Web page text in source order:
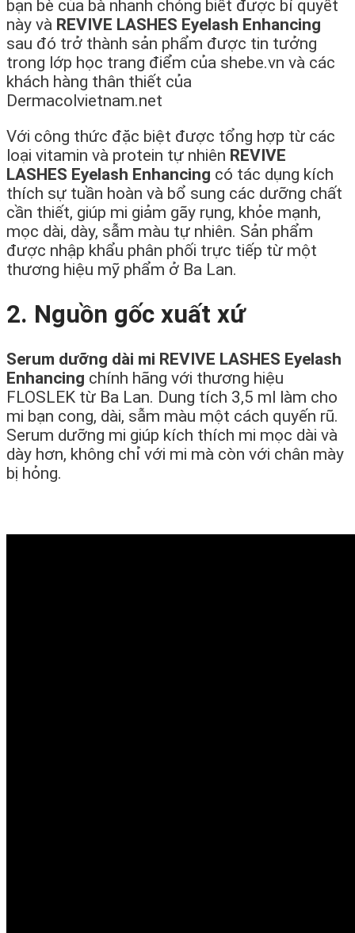
bạn bè của bà nhanh chóng biết được bí quyết
này và REVIVE LASHES Eyelash Enhancing
sau đó trở thành sản phẩm được tin tưởng
trong lớp học trang điểm của shebe.vn và các
khách hàng thân thiết của
Dermacolvietnam.net
Với công thức đặc biệt được tổng hợp từ các
loại vitamin và protein tự nhiên REVIVE
LASHES Eyelash Enhancing có tác dụng kích
thích sự tuần hoàn và bổ sung các dưỡng chất
cần thiết, giúp mi giảm gãy rụng, khỏe mạnh,
mọc dài, dày, sẫm màu tự nhiên. Sản phẩm
được nhập khẩu phân phối trực tiếp từ một
thương hiệu mỹ phẩm ở Ba Lan.
2. Nguồn gốc xuất xứ
Serum dưỡng dài mi REVIVE LASHES Eyelash
Enhancing chính hãng với thương hiệu
FLOSLEK từ Ba Lan. Dung tích 3,5 ml làm cho
mi bạn cong, dài, sẫm màu một cách quyến rũ.
Serum dưỡng mi giúp kích thích mi mọc dài và
dày hơn, không chỉ với mi mà còn với chân mày
bị hỏng.